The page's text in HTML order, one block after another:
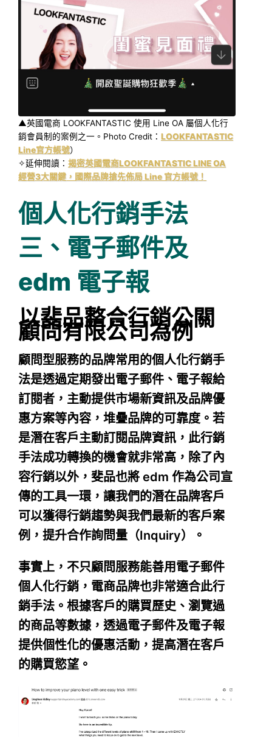
▲英國電商 LOOKFANTASTIC 使用 Line OA 屬個人化行
銷會員制的案例之一。Photo Credit： LOOKFANTASTIC
Line官方帳號）
✧延伸閱讀： 揭密英國電商LOOKFANTASTIC LINE OA
經營3大關鍵，國際品牌搶先佈局 Line 官方帳號！
個人化行銷手法
三、電子郵件及
edm 電子報
以斐品整合行銷公關
顧問有限公司為例
顧問型服務的品牌常用的個人化行銷手
法是透過定期發出電子郵件、電子報給
訂閱者，主動提供市場新資訊及品牌優
惠方案等內容，堆疊品牌的可靠度。若
是潛在客戶主動訂閱品牌資訊，此行銷
手法成功轉換的機會就非常高，除了內
容行銷以外，斐品也將 edm 作為公司宣
傳的工具一環，讓我們的潛在品牌客戶
可以獲得行銷趨勢與我們最新的客戶案
例，提升合作詢問量（Inquiry）。
事實上，不只顧問服務能善用電子郵件
個人化行銷，電商品牌也非常適合此行
銷手法。根據客戶的購買歷史、瀏覽過
的商品等數據，透過電子郵件及電子報
提供個性化的優惠活動，提高潛在客戶
的購買慾望。